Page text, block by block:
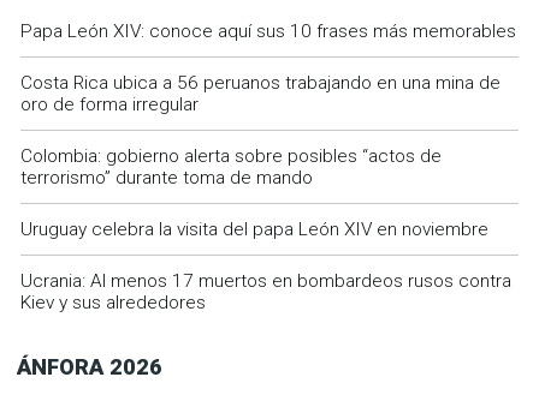
Papa León XIV: conoce aquí sus 10 frases más memorables
Costa Rica ubica a 56 peruanos trabajando en una mina de
oro de forma irregular
Colombia: gobierno alerta sobre posibles “actos de
terrorismo” durante toma de mando
Uruguay celebra la visita del papa León XIV en noviembre
Ucrania: Al menos 17 muertos en bombardeos rusos contra
Kiev y sus alrededores
ÁNFORA 2026